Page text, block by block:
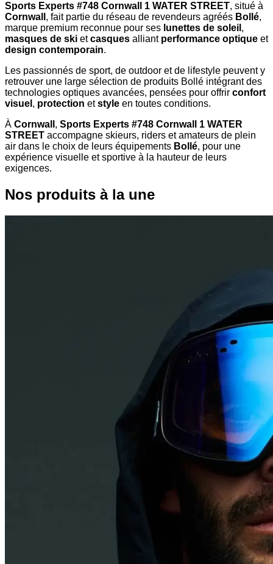
Sports Experts #748 Cornwall 1 WATER STREET, situé à
Cornwall , fait partie du réseau de revendeurs agréés Bollé,
marque premium reconnue pour ses lunettes de soleil ,
masques de ski etcasques alliant performance optique et
design contemporain.
Les passionnés de sport, de outdoor et de lifestyle peuvent y
retrouver une large sélection de produits Bollé intégrant des
technologies optiques avancées, pensées pour offrir confort
visuel , protection etstyle en toutes conditions.
À Cornwall , Sports Experts #748 Cornwall 1 WATER
STREET accompagne skieurs, riders et amateurs de plein
air dans le choix de leurs équipements Bollé, pour une
expérience visuelle et sportive à la hauteur de leurs
exigences.
Nos produits à la une